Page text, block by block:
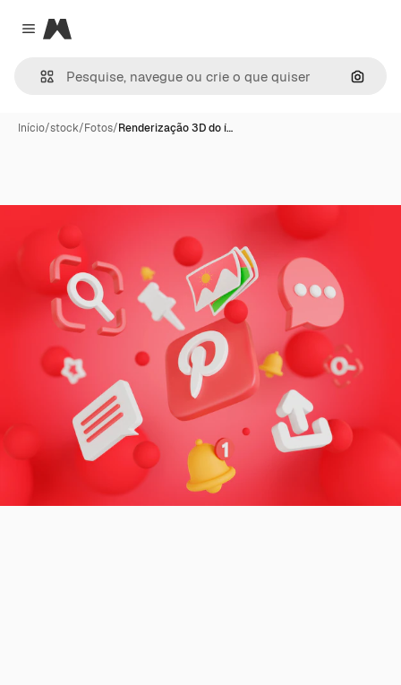
Close menu
Magnific
Início/stock/Fotos/Renderização 3D do í…